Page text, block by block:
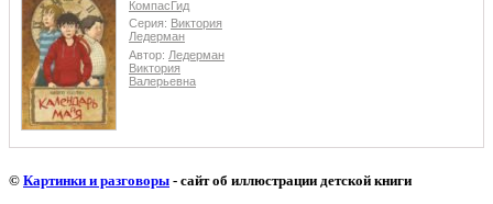
КомпасГид
Серия: Виктория
Ледерман
Автор: Ледерман
Виктория
Валерьевна
© Картинки и разговоры - сайт об иллюстрации детской книги